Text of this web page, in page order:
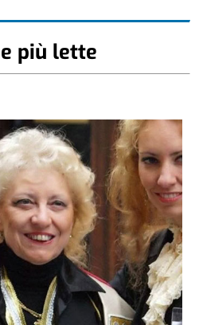
più lette